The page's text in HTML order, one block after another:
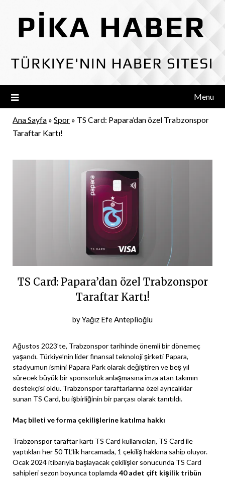
content
Menu
Ana Sayfa » Spor » TS Card: Papara’dan özel Trabzonspor
Taraftar Kartı!
TS Card: Papara’dan özel Trabzonspor
Taraftar Kartı!
Posted
19
Aralık
2023
byYağız Efe Anteplioğlu
Ağustos 2023’te, Trabzonspor tarihinde önemli bir dönemeç
yaşandı. Türkiye’nin lider finansal teknoloji şirketi Papara,
stadyumun ismini Papara Park olarak değiştiren ve beş yıl
sürecek büyük bir sponsorluk anlaşmasına imza atan takımın
destekçisi oldu. Trabzonspor taraftarlarına özel ayrıcalıklar
sunan TS Card, bu işbirliğinin bir parçası olarak tanıtıldı.
Maç bileti ve forma çekilişlerine katılma hakkı
Trabzonspor taraftar kartı TS Card kullanıcıları, TS Card ile
yaptıkları her 50 TL’lik harcamada, 1 çekiliş hakkına sahip oluyor.
Ocak 2024 itibarıyla başlayacak çekilişler sonucunda TS Card
sahipleri sezon boyunca toplamda 40 adet çift kişilik tribün